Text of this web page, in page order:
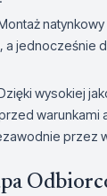
a jednocześnie
wysokiej
warunkami
przez